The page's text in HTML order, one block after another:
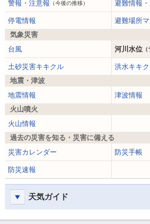
警報・注意報 （今後の推移） 避難情報
停電情報
避難場所
気象災害
台風
河川水位
土砂災害キキクル
洪水キキ
地震・津波
地震情報
津波情報
火山噴火
火山情報
過去の災害を知る・災害に備える
災害カレンダー
防災手帳
防災速報
天気ガイド